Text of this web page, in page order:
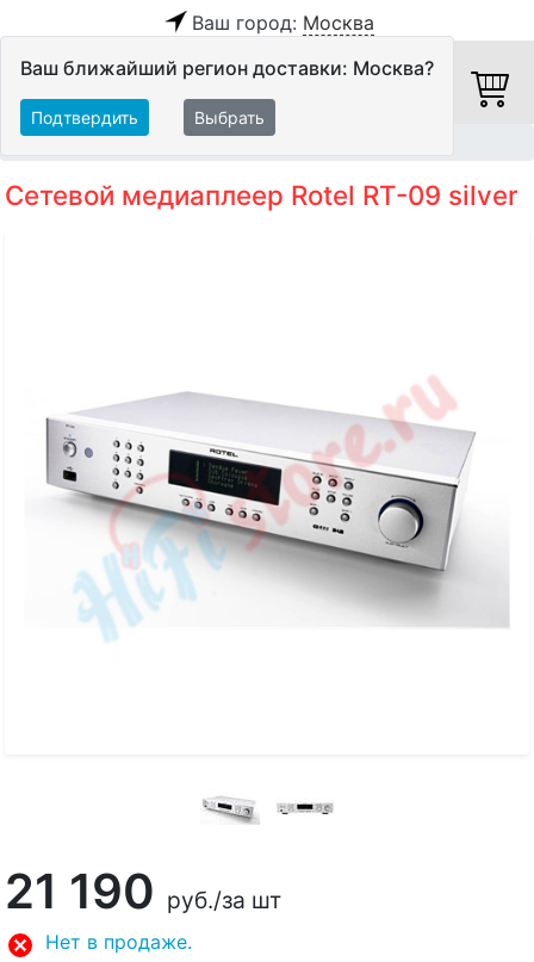
Ваш город: Москва
Ваш ближайший регион доставки: Москва?
Подтвердить Выбрать
Сетевой медиаплеер Rotel RT-09 silver
21 190 руб./за шт
Нет в продаже.